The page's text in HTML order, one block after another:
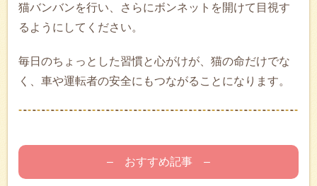
猫バンバンを行い、さらにボンネットを開けて目視す
るようにしてください。
毎日のちょっとした習慣と心がけが、猫の命だけでな
く、車や運転者の安全にもつながることになります。
– おすすめ記事 –